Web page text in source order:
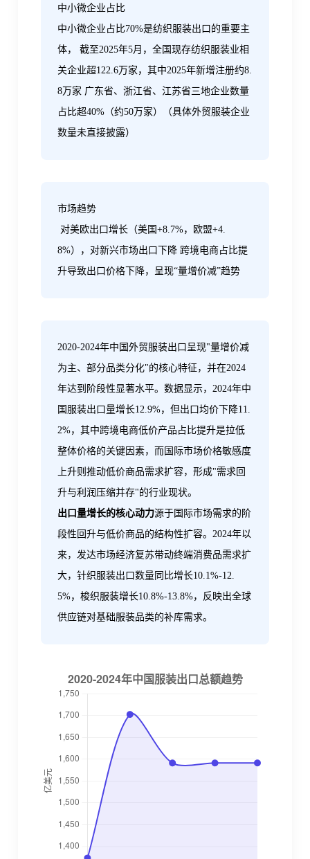
‌中小微企业占比‌
中小微企业占比70%是纺织服装出口的重要主
体， 截至2025年5月，全国现存纺织服装业相
关企业超122.6万家，其中2025年新增注册约8.
8万家 广东省、浙江省、江苏省三地企业数量
占比超40%（约50万家）（具体外贸服装企业
数量未直接披露）
‌市场趋势
‌ 对美欧出口增长（美国+8.7%，欧盟+4.
8%），对新兴市场出口下降 跨境电商占比提
升导致出口价格下降，呈现“量增价减”趋势
2020-2024年中国外贸服装出口呈现"量增价减
为主、部分品类分化"的核心特征，并在2024
年达到阶段性显著水平。数据显示，2024年中
国服装出口量增长12.9%，但出口均价下降11.
2%，其中跨境电商低价产品占比提升是拉低
整体价格的关键因素，而国际市场价格敏感度
上升则推动低价商品需求扩容，形成"需求回
升与利润压缩并存"的行业现状。
出口量增长的核心动力源于国际市场需求的阶
段性回升与低价商品的结构性扩容。2024年以
来，发达市场经济复苏带动终端消费品需求扩
大，针织服装出口数量同比增长10.1%-12.
5%，梭织服装增长10.8%-13.8%，反映出全球
供应链对基础服装品类的补库需求。